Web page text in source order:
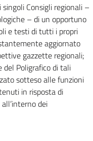
Consigli regionali –
– di un opportuno
e testi di tutti i propri
aggiornato
gazzette regionali;
del Poligrafico di tali
sotteso alle funzioni
in risposta di
dei